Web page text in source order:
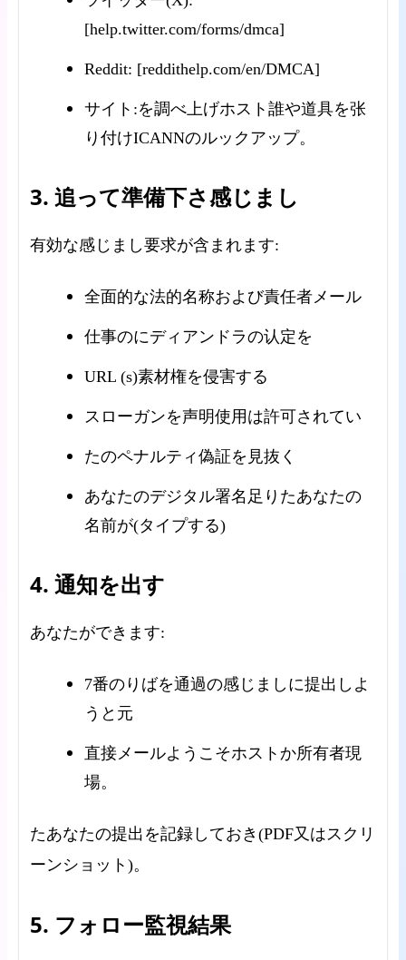
[help.twitter.com/forms/dmca]
Reddit: [reddithelp.com/en/DMCA]
サイト:を調べ上げホスト誰や道具を张
り付けICANNのルックアップ。
3. 追って準備下さ感じまし
有効な感じまし要求が含まれます:
全面的な法的名称および責任者メール
仕事のにディアンドラの认定を
URL (s)素材権を侵害する
スローガンを声明使用は許可されてい
たのペナルティ偽証を見抜く
あなたのデジタル署名足りたあなたの
名前が(タイプする)
4. 通知を出す
あなたができます:
7番のりばを通過の感じましに提出しよ
うと元
直接メールようこそホストか所有者現
場。
たあなたの提出を記録しておき(PDF又はスクリ
ーンショット)。
5. フォロー監視結果